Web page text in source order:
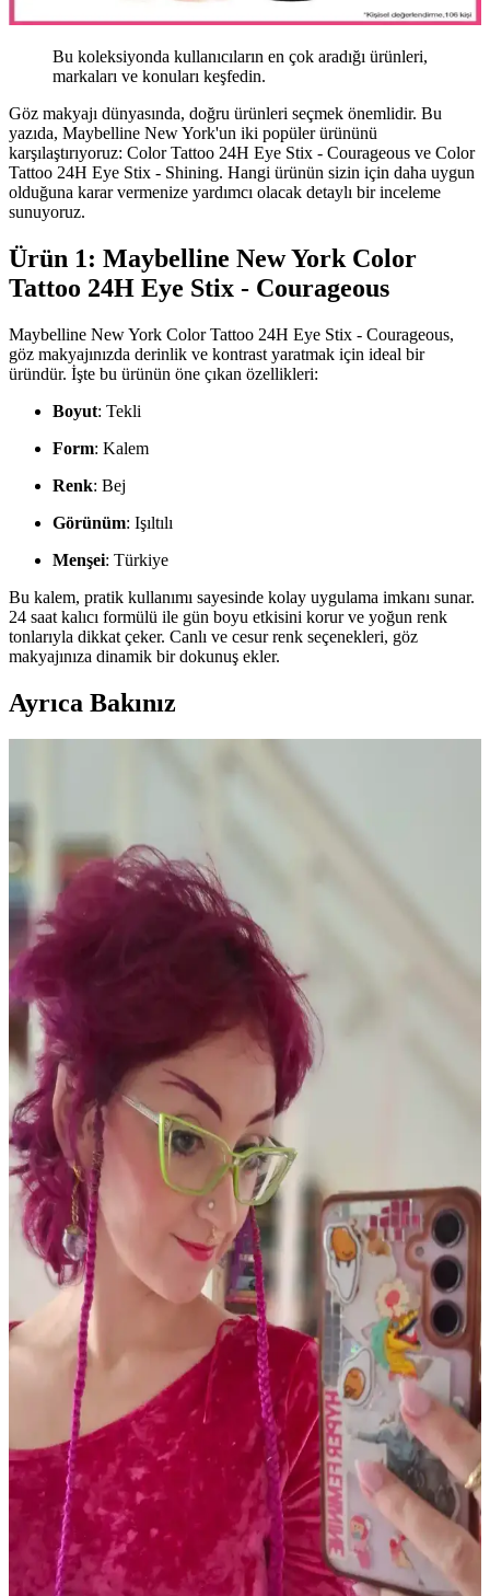
Bu koleksiyonda kullanıcıların en çok aradığı ürünleri,
markaları ve konuları keşfedin.
Göz makyajı dünyasında, doğru ürünleri seçmek önemlidir. Bu
yazıda, Maybelline New York'un iki popüler ürününü
karşılaştırıyoruz: Color Tattoo 24H Eye Stix - Courageous ve Color
Tattoo 24H Eye Stix - Shining. Hangi ürünün sizin için daha uygun
olduğuna karar vermenize yardımcı olacak detaylı bir inceleme
sunuyoruz.
Ürün 1: Maybelline New York Color
Tattoo 24H Eye Stix - Courageous
Maybelline New York Color Tattoo 24H Eye Stix - Courageous,
göz makyajınızda derinlik ve kontrast yaratmak için ideal bir
üründür. İşte bu ürünün öne çıkan özellikleri:
Boyut: Tekli
Form: Kalem
Renk: Bej
Görünüm: Işıltılı
Menşei: Türkiye
Bu kalem, pratik kullanımı sayesinde kolay uygulama imkanı sunar.
24 saat kalıcı formülü ile gün boyu etkisini korur ve yoğun renk
tonlarıyla dikkat çeker. Canlı ve cesur renk seçenekleri, göz
makyajınıza dinamik bir dokunuş ekler.
Ayrıca Bakınız
Yaşlanma ile makyajın kırışıklıklara dolması kuru ciltlerde daha
belirgindir. Doğru nemlendirme, uygun ürün seçimi ve minimal
uygulama teknikleriyle bu sorun azaltılabilir.
Kuru Ciltlerde Makyaj Problemleri ve Çözüm
Yöntemleri: hEDS ve Cilt Bariyeri
Kuru cilt ve hEDS gibi durumlarda makyajın topaklanması ve
çizgilenmesi sorunları, doğru ürün seçimi ve cilt bakım teknikleriyle
önlenebilir. Nemlendirme ve uygun uygulama önemlidir.
Güncel Eyeliner Trendleri ve Popüler Ürünlerin Göz
Makyajındaki Rolü
Eyeliner trendleri, yoğun çizgilerden uzaklaşıp doğal ve yumuşak
görünüme yöneliyor. Jel ve kalem eyelinerlar, kahverengi tonlar ve
göz farı uygulamaları ön planda. Popüler markalar ve teknikler
makyajda fark yaratıyor.
PCOS Kaynaklı Çene Tüyleri ve Cilt Sorunları:
Tedavi ve Bakım Yöntemleri
Polikistik Over Sendromu (PCOS) nedeniyle çene bölgesinde
oluşan kalın tüyler, batık kıllar ve cilt lekeleri için elektroloji, lazer
epilasyon ve uygun cilt bakımı yöntemleri detaylı şekilde ele
alınmaktadır.
Gothik Makyajda Siyah ve Koyu Kırmızı Dışında
Ruj Kullanımı: Killstar Coven Psychic Poem Örneği
Gothik makyajda klasik siyah ve koyu kırmızı rujların dışında
Killstar Coven'in Psychic Poem soğuk pembe tonu, göz makyajını
ön plana çıkaran alternatif bir stil sunuyor.
Soğuk Alt Tonlu Açık Tenliler İçin Günlük Dudak
Renkleri ve Uygun Ürün Önerileri